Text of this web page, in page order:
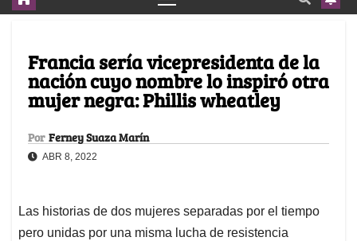
Francia sería vicepresidenta de la
nación cuyo nombre lo inspiró otra
mujer negra: Phillis wheatley
Por Ferney Suaza Marín
ABR 8, 2022
Las historias de dos mujeres separadas por el tiempo
pero unidas por una misma lucha de resistencia